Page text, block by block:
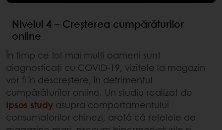
Nivelul 4 – Creșterea cumpărăturilor
online
În timp ce tot mai mulți oameni sunt
diagnosticați cu COVID-19, vizitele la magazin
vor fi în descreștere, în detrimentul
cumpărăturilor online. Un studiu realizat de
Ipsos study asupra comportamentului
consumatorilor chinezi, arată că rețelele de